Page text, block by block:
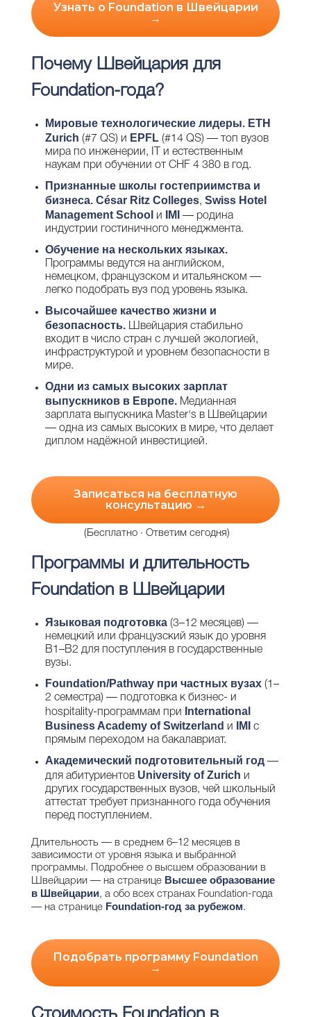
Узнать о Foundation в Швейцарии
→
Почему Швейцария для
Foundation-года?
Мировые технологические лидеры. ETH
Zurich (#7 QS) и EPFL (#14 QS) — топ вузов
мира по инженерии, IT и естественным
наукам при обучении от CHF 4 380 в год.
Признанные школы гостеприимства и
бизнеса. César Ritz Colleges, Swiss Hotel
Management School
и IMI
— родина
индустрии гостиничного менеджмента.
Обучение на нескольких языках.
Программы ведутся на английском,
немецком, французском и итальянском —
легко подобрать вуз под уровень языка.
Высочайшее качество жизни и
безопасность. Швейцария стабильно
входит в число стран с лучшей экологией,
инфраструктурой и уровнем безопасности в
мире.
Одни из самых высоких зарплат
выпускников в Европе. Медианная
зарплата выпускника Master's в Швейцарии
— одна из самых высоких в мире, что делает
диплом надёжной инвестицией.
Записаться на бесплатную
консультацию →
(Бесплатно · Ответим сегодня)
Программы и длительность
Foundation в Швейцарии
Языковая подготовка (3–12 месяцев) —
немецкий или французский язык до уровня
B1–B2 для поступления в государственные
вузы.
Foundation/Pathway при частных вузах (1–
2 семестра) — подготовка к бизнес- и
hospitality-программам при
International
Business Academy of Switzerland
и IMI
с
прямым переходом на бакалавриат.
Академический подготовительный год —
для абитуриентов University of Zurich и
других государственных вузов, чей школьный
аттестат требует признанного года обучения
перед поступлением.
Длительность — в среднем 6–12 месяцев в
зависимости от уровня языка и выбранной
программы. Подробнее о высшем образовании в
Швейцарии — на странице Высшее образование
в Швейцарии, а обо всех странах Foundation-года
— на странице Foundation-год за рубежом.
Подобрать программу Foundation
→